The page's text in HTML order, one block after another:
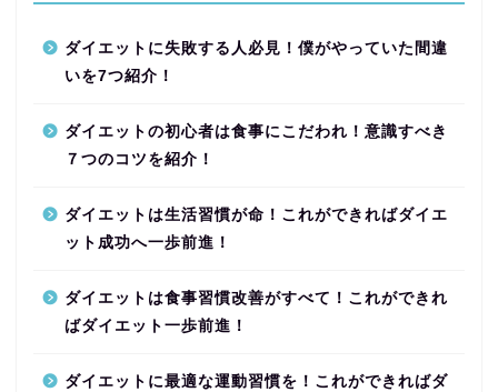
ダイエットに失敗する人必見！僕がやっていた間違
いを7つ紹介！
ダイエットの初心者は食事にこだわれ！意識すべき
７つのコツを紹介！
ダイエットは生活習慣が命！これができればダイエ
ット成功へ一歩前進！
ダイエットは食事習慣改善がすべて！これができれ
ばダイエット一歩前進！
ダイエットに最適な運動習慣を！これができればダ